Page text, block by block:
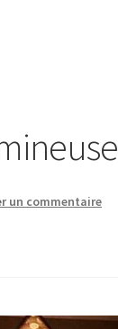
un commentaire